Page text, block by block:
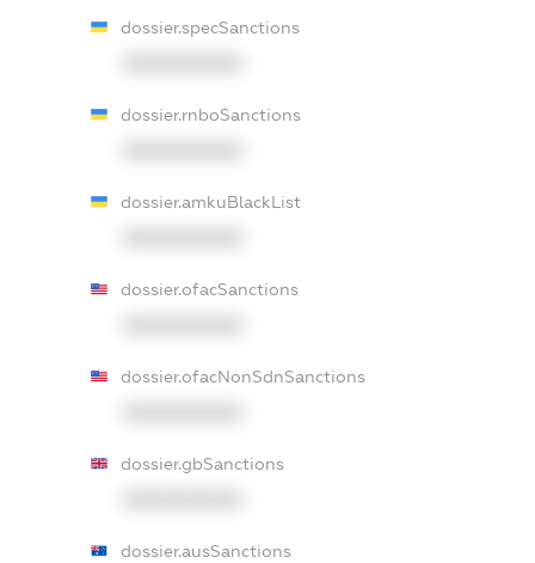
dossier.specSanctions
dossier.rnboSanctions
dossier.amkuBlackList
dossier.ofacSanctions
dossier.ofacNonSdnSanctions
dossier.gbSanctions
dossier.ausSanctions